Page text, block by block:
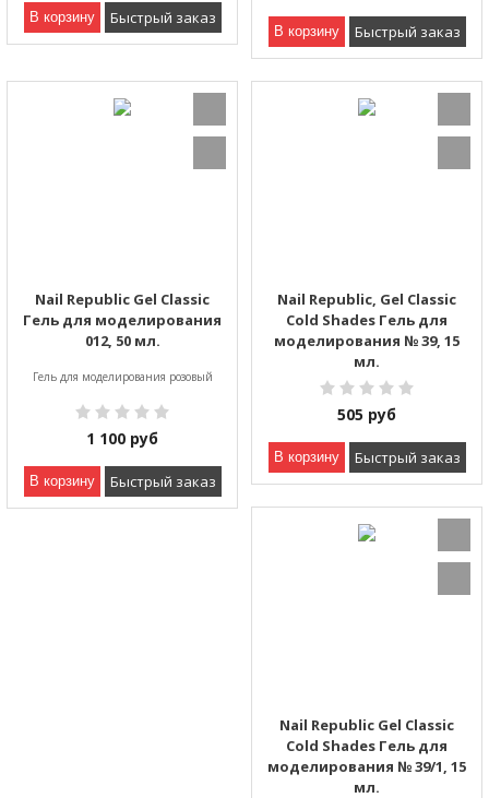
В корзину Быстрый заказ
В корзину Быстрый заказ
Nail Republic Gel Classic
Гель для моделирования
012, 50 мл.
Гель для моделирования розовый
1 100 руб
В корзину Быстрый заказ
Nail Republic, Gel Classic
Cold Shades Гель для
моделирования № 39, 15
мл.
505 руб
В корзину Быстрый заказ
Nail Republic Gel Classic
Cold Shades Гель для
моделирования № 39/1, 15
мл.